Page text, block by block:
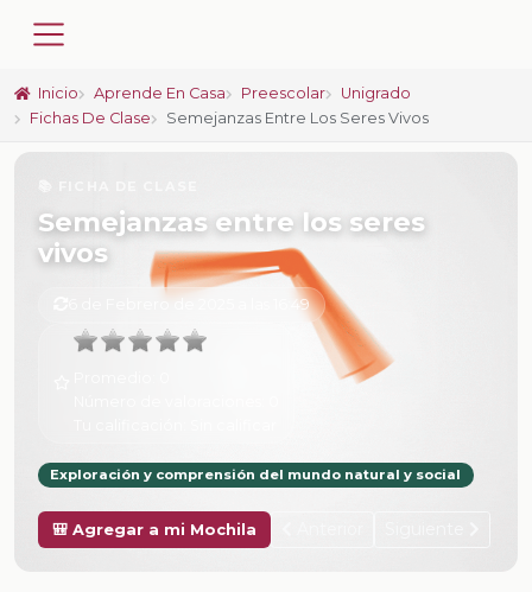
Inicio Aprende En Casa Preescolar
Unigrado
Fichas De Clase
Semejanzas Entre Los Seres Vivos
Semejanzas entre los seres
vivos
6 de Febrero de 2025 a las 16:49
Exploración y comprensión del mundo natural y social
🎒 Agregar a mi Mochila